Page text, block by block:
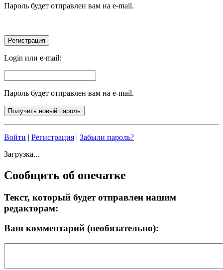
Пароль будет отправлен вам на e-mail.
Login или e-mail:
Пароль будет отправлен вам на e-mail.
Войти | Регистрация | Забыли пароль?
Загрузка...
Сообщить об опечатке
Текст, который будет отправлен нашим
редакторам:
Ваш комментарий (необязательно):